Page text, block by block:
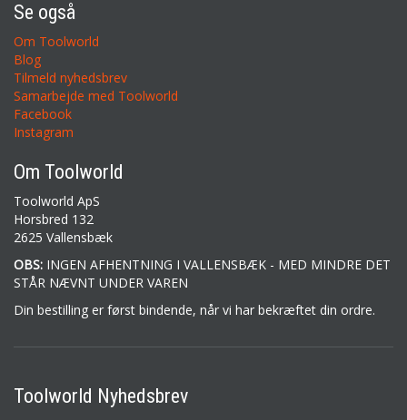
Se også
Om Toolworld
Blog
Tilmeld nyhedsbrev
Samarbejde med Toolworld
Facebook
Instagram
Om Toolworld
Toolworld ApS
Horsbred 132
2625 Vallensbæk
OBS: INGEN AFHENTNING I VALLENSBÆK - MED MINDRE DET
STÅR NÆVNT UNDER VAREN
Din bestilling er først bindende, når vi har bekræftet din ordre.
Toolworld Nyhedsbrev